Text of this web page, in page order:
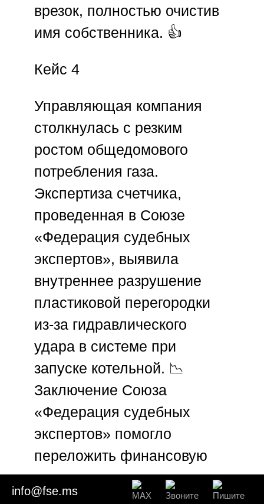
врезок, полностью очистив
имя собственника. 👍
Кейс 4
Управляющая компания
столкнулась с резким
ростом общедомового
потребления газа.
Экспертиза счетчика,
проведенная в Союзе
«Федерация судебных
экспертов», выявила
внутреннее разрушение
пластиковой перегородки
из-за гидравлического
удара в системе при
запуске котельной. 📉
Заключение Союза
«Федерация судебных
экспертов» помогло
переложить финансовую
ответственность на
газораспределительную
info@fse.ms